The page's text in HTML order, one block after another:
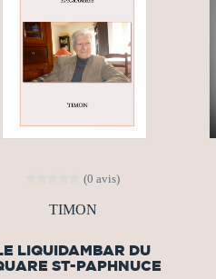
(0 avis)
TIMON
LIQUIDAMBAR DU
ST-PAPHNUCE